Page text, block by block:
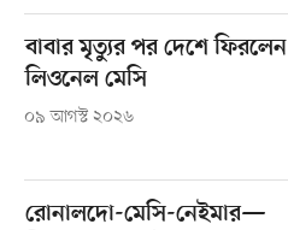
বাবার মৃত্যুর পর দেশে ফিরলেন
লিওনেল মেসি
০৯ আগস্ট ২০২৬
রোনালদো-মেসি-নেইমার—